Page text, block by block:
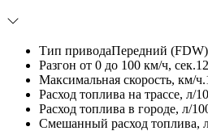
Тип приводаПередний (FDW)
Разгон от 0 до 100 км/ч, сек.12
Максимальная скорость, км/ч.
Расход топлива на трассе, л/
Расход топлива в городе, л/
Смешанный расход топлива,